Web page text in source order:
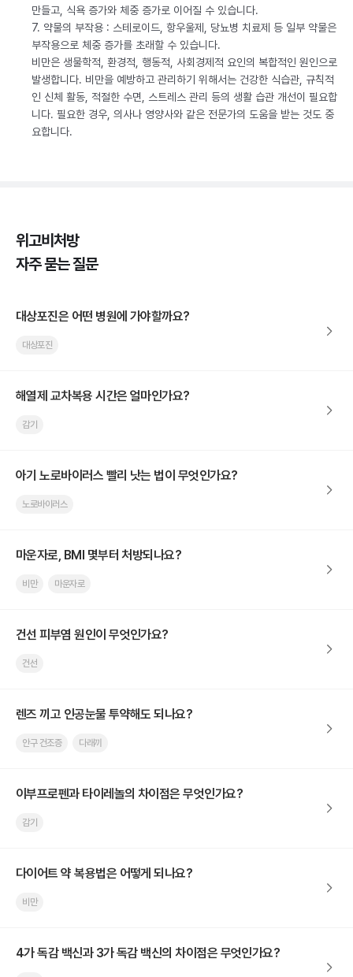
만들고, 식욕 증가와 체중 증가로 이어질 수 있습니다.
7. 약물의 부작용 : 스테로이드, 항우울제, 당뇨병 치료제 등 일부 약물은
부작용으로 체중 증가를 초래할 수 있습니다.
비만은 생물학적, 환경적, 행동적, 사회경제적 요인의 복합적인 원인으로
발생합니다. 비만을 예방하고 관리하기 위해서는 건강한 식습관, 규칙적
인 신체 활동, 적절한 수면, 스트레스 관리 등의 생활 습관 개선이 필요합
니다. 필요한 경우, 의사나 영양사와 같은 전문가의 도움을 받는 것도 중
요합니다.
위고비처방
자주 묻는 질문
대상포진은 어떤 병원에 가야할까요?
대상포진
해열제 교차복용 시간은 얼마인가요?
감기
아기 노로바이러스 빨리 낫는 법이 무엇인가요?
노로바이러스
마운자로, BMI 몇부터 처방되나요?
비만 마운자로
건선 피부염 원인이 무엇인가요?
건선
렌즈 끼고 인공눈물 투약해도 되나요?
안구 건조증 다래끼
이부프로펜과 타이레놀의 차이점은 무엇인가요?
감기
다이어트 약 복용법은 어떻게 되나요?
비만
4가 독감 백신과 3가 독감 백신의 차이점은 무엇인가요?